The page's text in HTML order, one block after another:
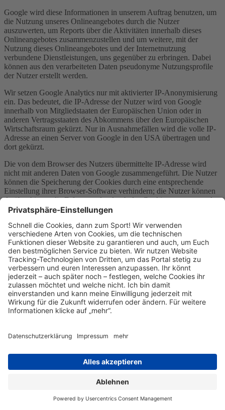
Google wird diese Informationen in unserem Auftrag benutzen, um
die Nutzung unseres Onlineangebotes durch die Nutzer
auszuwerten, um Reports über die Aktivitäten innerhalb dieses
Onlineangebotes zusammenzustellen und um weitere, mit der
Nutzung dieses Onlineangebotes und der Internetnutzung
verbundene Dienstleistungen, uns gegenüber zu erbringen. Dabei
können aus den verarbeiteten Daten pseudonyme Nutzungsprofile
der Nutzer erstellt werden.
Wir setzen Google Analytics nur mit aktivierter IP-Anonymisierung
ein. Das bedeutet, die IP-Adresse der Nutzer wird von Google
innerhalb von Mitgliedstaaten der Europäischen Union oder in
anderen Vertragsstaaten des Abkommens über den Europäischen
Wirtschaftsraum gekürzt. Nur in Ausnahmefällen wird die volle IP-
Adresse an einen Server von Google in den USA übertragen und
dort gekürzt.
Die von dem Browser des Nutzers übermittelte IP-Adresse wird
nicht mit anderen Daten von Google zusammengeführt. Die Nutzer
können die Speicherung der Cookies durch eine entsprechende
Einstellung ihrer Browser-Software verhindern; die Nutzer können
darüber hinaus die Erfassung der durch das Cookie erzeugten und
auf ihre Nutzung des Onlineangebotes bezogenen Daten an Google
indem sie das unter folgendem Link verfügbare Browser-Plugin
herunterladen und installieren:
http://tools.google.com/dlpage/gaoptout?hl=de.
Weitere Informationen zur Datennutzung durch Google,
Einstellungs- und Widerspruchsmöglichkeiten, erfahren Sie in der
Datenschutzerklärung von Google
(https://policies.google.com/technologies/ads) sowie in den
Einstellungen für die Darstellung von Werbeeinblendungen durch
Google (https://adssettings.google.com/authenticated).
gelöscht oder anonymisiert.
Wir verwenden den Dienst namens Google Tag Manager von
Firmen Google Ireland Ltd. (Anbieter des Dienstes), Gordon House,
Barrow Street, Dublin 4, Irland sowie Google LLC, 1600
Amphitheatre Parkway, Mountain View, CA 94043, USA sowie